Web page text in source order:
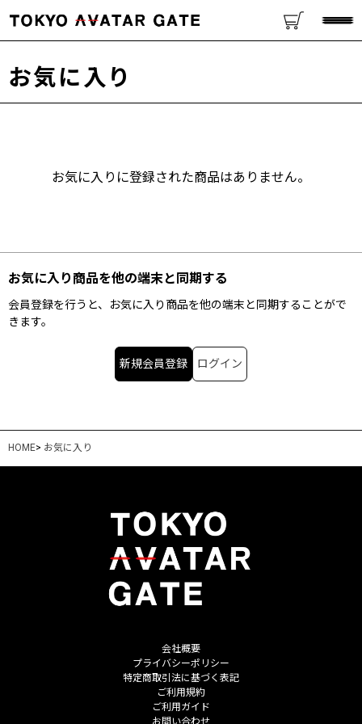
お気に入り
お気に入りに登録された商品はありません。
お気に入り商品を他の端末と同期する
会員登録を行うと、お気に入り商品を他の端末と同期することがで
きます。
新規会員登録 ログイン
HOME> お気に入り
会社概要
プライバシーポリシー
特定商取引法に基づく表記
ご利用規約
ご利用ガイド